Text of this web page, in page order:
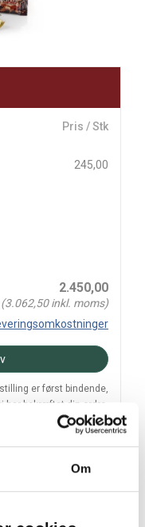
Om
Pris / Stk
245,00
2.450,00
(3.062,50inkl. moms)
er først bindende,
har bekræftet din ordre.